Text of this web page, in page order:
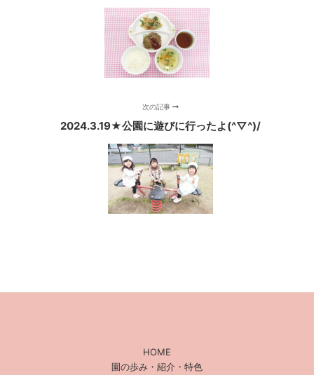
次の記事
2024.3.19★公園に遊びに行ったよ(^▽^)/
HOME
園の歩み・紹介・特色